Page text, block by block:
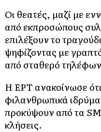
Οι θεατές, μαζί με
από εκπροσώπους
επιλέξουν το
ψηφίζοντας με
από σταθερό
Η ΕΡΤ ανακοίνωσε
φιλανθρωπικά
προκύψουν από τα
κλήσεις.